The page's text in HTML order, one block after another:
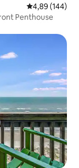
Gemiddelde
4,89 (144)
Penthouse